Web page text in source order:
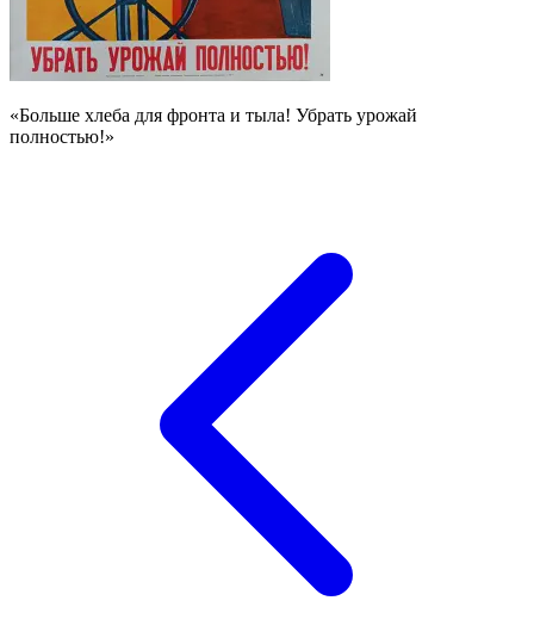
«Больше хлеба для фронта и тыла! Убрать урожай
полностью!»